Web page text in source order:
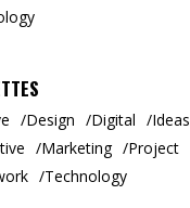
Design Digital
Ideas
Marketing
Project
Technology